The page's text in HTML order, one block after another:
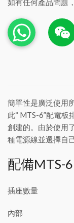
簡單性是廣泛使用
此“ MTS-6”配電板
創建的。由於使用
種電源線並選擇自
配備MTS-6
插座數量
內部